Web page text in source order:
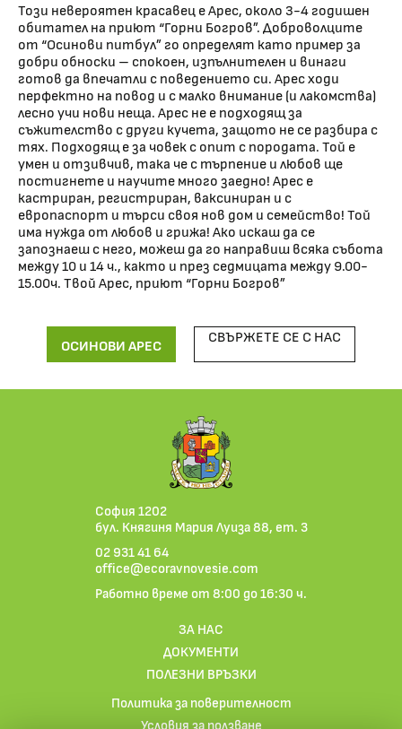
Този невероятен красавец е Арес, около 3-4 годишен
обитател на приют “Горни Богров”. Доброволците
от “Осинови питбул” го определят като пример за
добри обноски – спокоен, изпълнителен и винаги
готов да впечатли с поведението си. Арес ходи
перфектно на повод и с малко внимание (и лакомства)
лесно учи нови неща. Арес не е подходящ за
съжителство с други кучета, защото не се разбира с
тях. Подходящ е за човек с опит с породата. Той е
умен и отзивчив, така че с търпение и любов ще
постигнете и научите много заедно! Арес е
кастриран, регистриран, ваксиниран и с
европаспорт и търси своя нов дом и семейство! Той
има нужда от любов и грижа! Ако искаш да се
запознаеш с него, можеш да го направиш всяка събота
между 10 и 14 ч., както и през седмицата между 9.00-
15.00ч. Твой Арес, приют “Горни Богров”
ОСИНОВИ АРЕС СВЪРЖЕТЕ СЕ С НАС
София 1202
бул. Княгиня Мария Луиза 88, ет. 3
02 931 41 64
office@ecoravnovesie.com
Работно време от 8:00 до 16:30 ч.
ЗА НАС
ДОКУМЕНТИ
ПОЛЕЗНИ ВРЪЗКИ
Политика за поверителност
Условия за ползване